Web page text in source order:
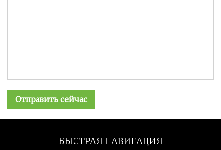
Отправить сейчас
БЫСТРАЯ НАВИГАЦИЯ